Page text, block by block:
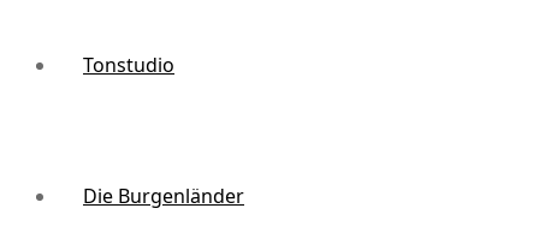
Tonstudio
Die Burgenländer